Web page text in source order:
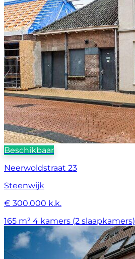
Beschikbaar
Neerwoldstraat 23
Steenwijk
€ 300.000 k.k.
165 m² 4 kamers (2 slaapkamers)